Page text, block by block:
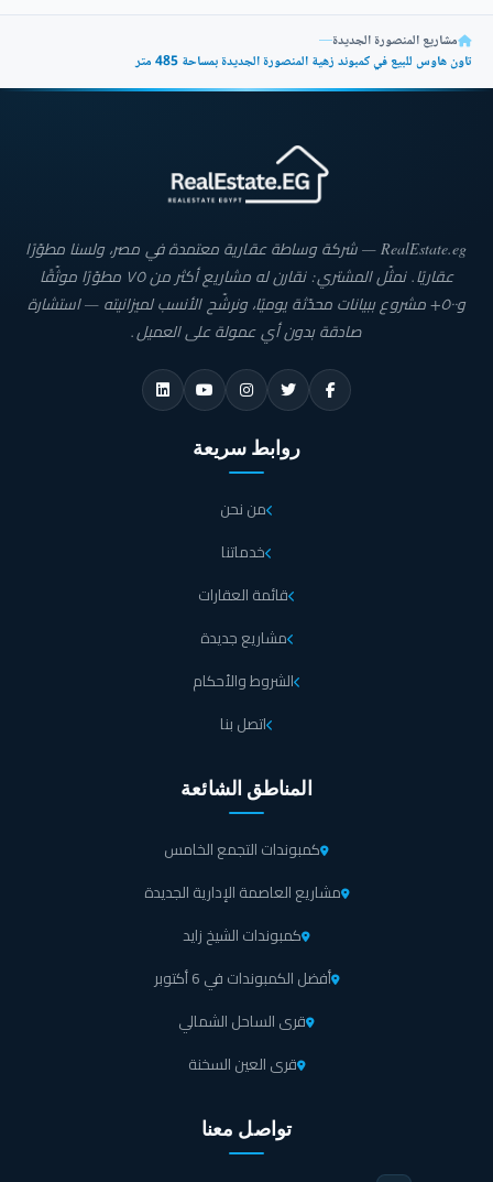
مشاريع المنصورة الجديدة—
تاون هاوس للبيع في كمبوند زهية المنصورة الجديدة بمساحة 485 متر
RealEstate.eg — شركة وساطة عقارية معتمدة في مصر، ولسنا مطوّرًا
عقاريًا. نمثّل المشتري: نقارن له مشاريع أكثر من ٧٥ مطوّرًا موثّقًا
و٥٠٠+ مشروع ببيانات محدّثة يوميًا، ونرشّح الأنسب لميزانيته — استشارة
صادقة بدون أي عمولة على العميل.
روابط سريعة
من نحن
خدماتنا
قائمة العقارات
مشاريع جديدة
الشروط والأحكام
اتصل بنا
المناطق الشائعة
كمبوندات التجمع الخامس
مشاريع العاصمة الإدارية الجديدة
كمبوندات الشيخ زايد
أفضل الكمبوندات في 6 أكتوبر
قرى الساحل الشمالي
قرى العين السخنة
تواصل معنا